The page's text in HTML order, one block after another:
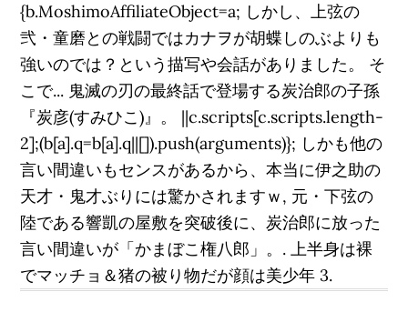
{b.MoshimoAffiliateObject=a; しかし、上弦の
弐・童磨との戦闘ではカナヲが胡蝶しのぶよりも
強いのでは？という描写や会話がありました。 そ
こで... 鬼滅の刃の最終話で登場する炭治郎の子孫
『炭彦(すみひこ)』。 ||c.scripts[c.scripts.length-
2];(b[a].q=b[a].q||[]).push(arguments)}; しかも他の
言い間違いもセンスがあるから、本当に伊之助の
天才・鬼才ぶりには驚かされますｗ, 元・下弦の
陸である響凱の屋敷を突破後に、炭治郎に放った
言い間違いが「かまぼこ権八郎」。. 上半身は裸
でマッチョ＆猪の被り物だが顔は美少年 3.